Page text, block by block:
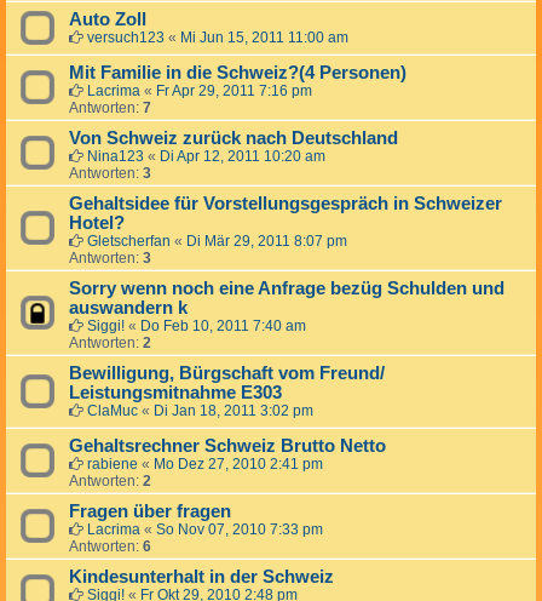
Auto Zoll
versuch123 « Mi Jun 15, 2011 11:00 am
Mit Familie in die Schweiz?(4 Personen)
Lacrima « Fr Apr 29, 2011 7:16 pm
Antworten: 7
Von Schweiz zurück nach Deutschland
Nina123 « Di Apr 12, 2011 10:20 am
Antworten: 3
Gehaltsidee für Vorstellungsgespräch in Schweizer
Hotel?
Gletscherfan « Di Mär 29, 2011 8:07 pm
Antworten: 3
Sorry wenn noch eine Anfrage bezüg Schulden und
auswandern k
Siggi! « Do Feb 10, 2011 7:40 am
Antworten: 2
Bewilligung, Bürgschaft vom Freund/
Leistungsmitnahme E303
ClaMuc « Di Jan 18, 2011 3:02 pm
Gehaltsrechner Schweiz Brutto Netto
rabiene « Mo Dez 27, 2010 2:41 pm
Antworten: 2
Fragen über fragen
Lacrima « So Nov 07, 2010 7:33 pm
Antworten: 6
Kindesunterhalt in der Schweiz
Siggi! « Fr Okt 29, 2010 2:48 pm